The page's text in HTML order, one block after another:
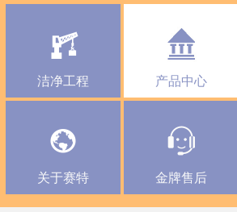
洁净工程 产品中心
关于赛特 金牌售后